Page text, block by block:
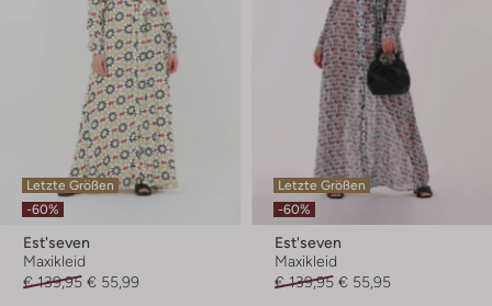
Letzte Größen
-60%
Est'seven
Maxikleid
€ 139,95 € 55,99
Letzte Größen
-60%
Est'seven
Maxikleid
€ 139,95 € 55,95